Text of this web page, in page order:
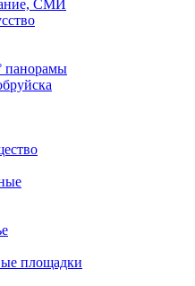
СМИ
панорамы
площадки